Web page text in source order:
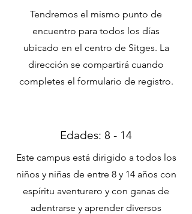
Tendremos el mismo punto de
encuentro para todos los días
ubicado en el centro de Sitges. La
dirección se compartirá cuando
completes el formulario de registro.
Edades: 8 - 14
Este campus está dirigido a todos los
niños y niñas de entre 8 y 14 años con
espíritu aventurero y con ganas de
adentrarse y aprender diversos